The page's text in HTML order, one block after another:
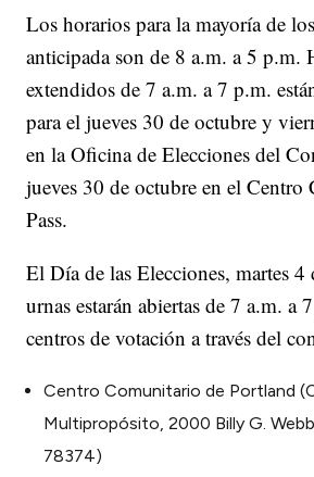
Los horarios para la mayoría de
anticipada son de 8 a.m. a 5 p.m.
extendidos de 7 a.m. a 7 p.m.
para el jueves 30 de octubre y
en la Oficina de Elecciones del
jueves 30 de octubre en el Centro
Pass.
El Día de las Elecciones, martes
urnas estarán abiertas de 7 a.m. a
centros de votación a través del
Centro Comunitario de Portland
Multipropósito, 2000 Billy G.
78374)